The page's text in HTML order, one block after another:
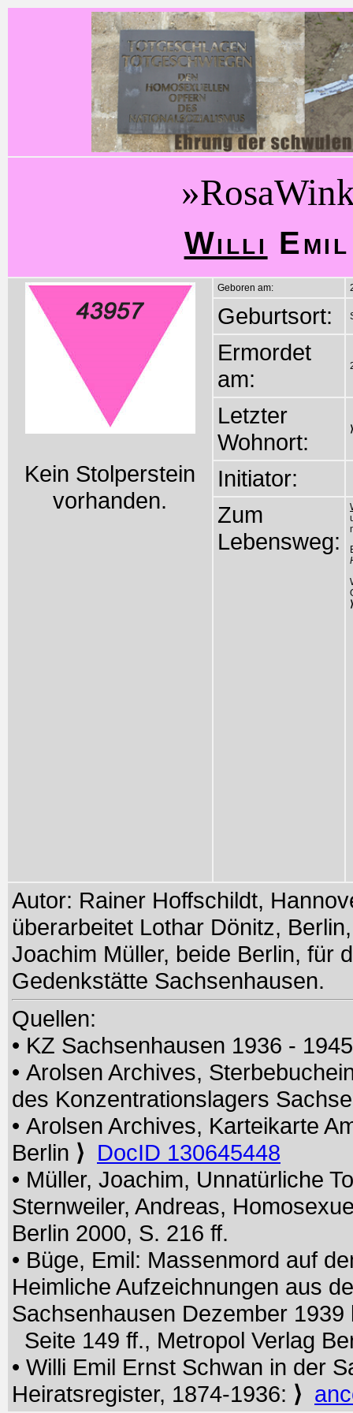
Willi
Kein Stolperstein
vorhanden.
Geboren am:
Geburtsort:
Ermordet
am:
Letzter
Wohnort:
Initiator:
Zum
Lebensweg:
Autor: Rainer Hoffschildt,
überarbeitet Lothar Dönitz,
Joachim Müller, beide Berlin, für
Gedenkstätte Sachsenhausen.
Quellen:
• KZ Sachsenhausen 1936 -
• Arolsen Archives,
des Konzentrationslagers
• Arolsen Archives, Karteikarte
Berlin ⟩ DocID 130645448
• Müller, Joachim, Unnatürliche
Sternweiler, Andreas,
Berlin 2000, S. 216 ff.
• Büge, Emil: Massenmord auf
Heimliche Aufzeichnungen aus
Sachsenhausen Dezember 1939
Seite 149 ff., Metropol Verlag
• Willi Emil Ernst Schwan in der
Heiratsregister, 1874-1936: ⟩